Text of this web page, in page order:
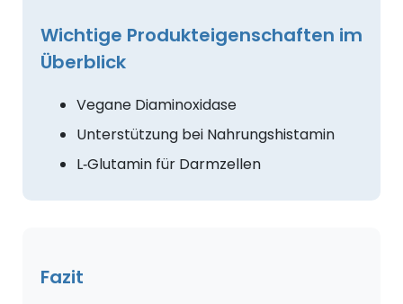
Wichtige Produkteigenschaften im
Überblick
Vegane Diaminoxidase
Unterstützung bei Nahrungshistamin
L‑Glutamin für Darmzellen
Fazit